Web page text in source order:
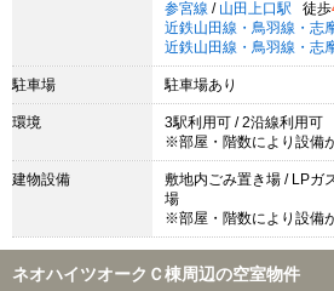
参宮線 / 山田上口駅 徒歩
近鉄山田線・鳥羽線・志
近鉄山田線・鳥羽線・志
駐車場 駐車場あり
環境
3駅利用可 / 2沿線利用可
※部屋・階数により設備
建物設備
敷地内ごみ置き場 / LPガ
場
※部屋・階数により設備
ネオハイツオークＣ棟周辺の空室物件